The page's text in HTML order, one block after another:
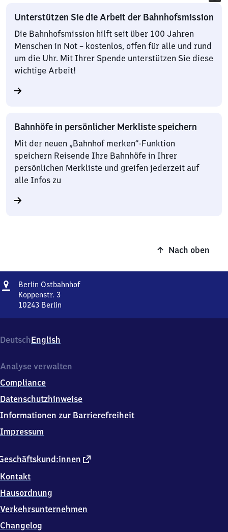
Unterstützen Sie die Arbeit der Bahnhofsmission
Die Bahnhofsmission hilft seit über 100 Jahren
Menschen in Not – kostenlos, offen für alle und rund
um die Uhr. Mit Ihrer Spende unterstützen Sie diese
wichtige Arbeit!
Bahnhöfe in persönlicher Merkliste speichern
Mit der neuen „Bahnhof merken“-Funktion
speichern Reisende Ihre Bahnhöfe in Ihrer
persönlichen Merkliste und greifen jederzeit auf
alle Infos zu
Nach oben
Adresse
Berlin OstbahnhofBerlin
Koppenstr. 3
10243 Berlin
Koppenstr.
3,
0
4
3
DeutschEnglish
externer
Kontakt
Hausordnung
Verkehrsunternehmen
Changelog
Analyse verwalten
Compliance
Datenschutzhinweise
Informationen zur Barrierefreiheit
Impressum